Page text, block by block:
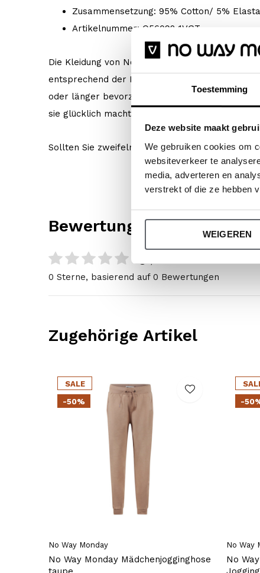
Toestemming
Deze website maakt
We gebruiken cookies om
websiteverkeer te
media, adverteren en
verstrekt of die ze hebben
WEIGEREN
Zusammensetzung: 95% Cotton/ 5%
Artikelnummer: O56092-1VGT
Die Kleidung von No Way Monday fällt
entsprechend der Körpergröße Ihres Kindes zu
oder länger bevorzugt, wählen Sie eine
sie glücklich macht!
Sollten Sie zweifeln, klicken Siehierfür unsere
Bewertungen
0/ 5
0 Sterne, basierend auf 0 Bewertungen
Zugehörige Artikel
SALE
-50%
No Way Monday
No Way Monday Mädchenjogginghose
-
No Way
No